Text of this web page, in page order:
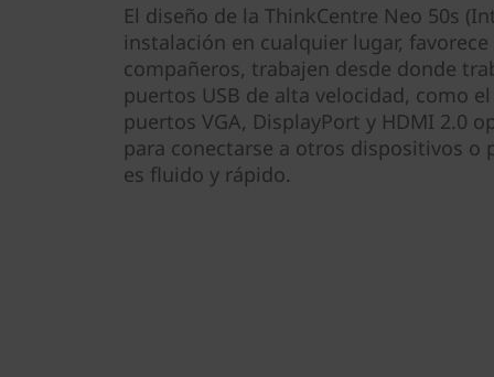
El diseño de la ThinkCentre Neo 50s
instalación en cualquier lugar,
compañeros, trabajen desde donde
puertos USB de alta velocidad, como
puertos VGA, DisplayPort y HDMI 2.0
para conectarse a otros dispositivos o
es fluido y rápido.